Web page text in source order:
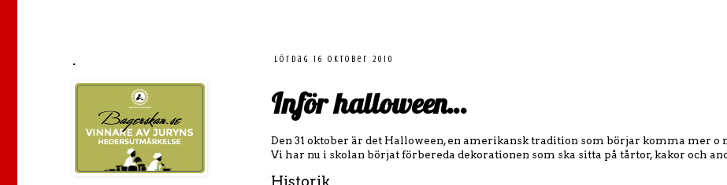
lördag 16 oktober 2010
Inför halloween…
Den 31 oktober är det Halloween, en amerikansk tradition som börjar komma mer o
Vi har nu i skolan börjat förbereda dekorationen som ska sitta på tårtor, kakor och
.